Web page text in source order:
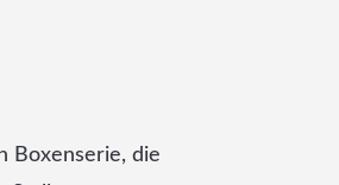
Boxenserie, die